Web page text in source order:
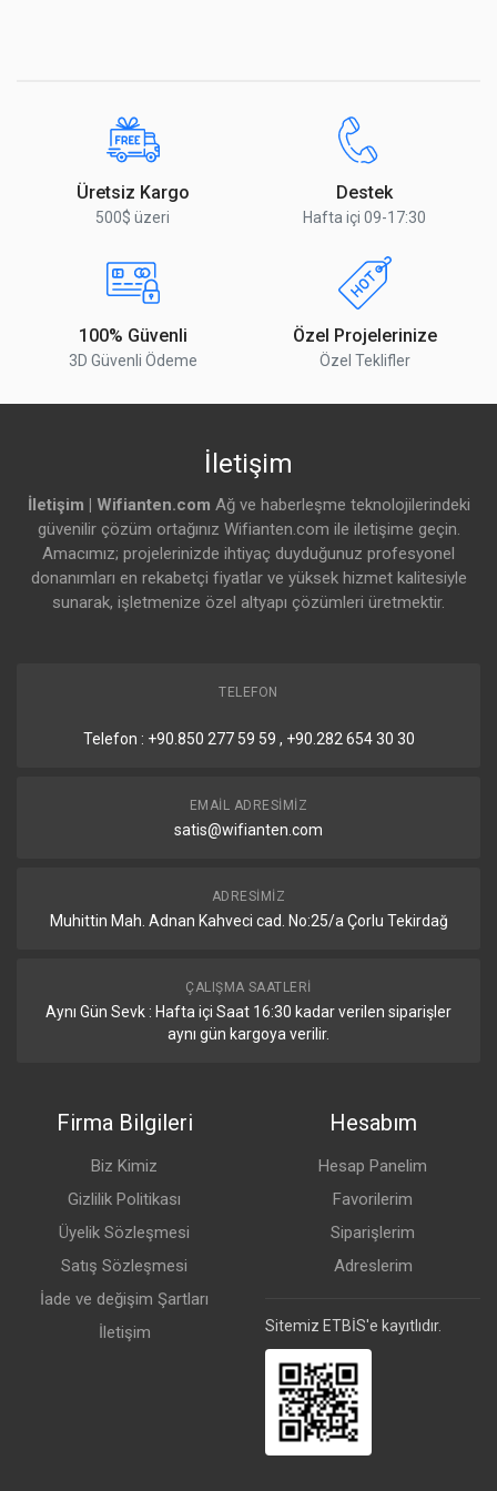
Üretsiz Kargo
500$ üzeri
Destek
Hafta içi 09-17:30
100% Güvenli
3D Güvenli Ödeme
Özel Projelerinize
Özel Teklifler
İletişim
İletişim | Wifianten.com Ağ ve haberleşme teknolojilerindeki
güvenilir çözüm ortağınız Wifianten.com ile iletişime geçin.
Amacımız; projelerinizde ihtiyaç duyduğunuz profesyonel
donanımları en rekabetçi fiyatlar ve yüksek hizmet kalitesiyle
sunarak, işletmenize özel altyapı çözümleri üretmektir.
TELEFON
Telefon : +90.850 277 59 59 , +90.282 654 30 30
EMAIL ADRESIMIZ
satis@wifianten.com
ADRESIMIZ
Muhittin Mah. Adnan Kahveci cad. No:25/a Çorlu Tekirdağ
ÇALIŞMA SAATLERI
Aynı Gün Sevk : Hafta içi Saat 16:30 kadar verilen siparişler
aynı gün kargoya verilir.
Firma Bilgileri
Biz Kimiz
Gizlilik Politikası
Üyelik Sözleşmesi
Satış Sözleşmesi
İade ve değişim Şartları
İletişim
Hesabım
Hesap Panelim
Favorilerim
Siparişlerim
Adreslerim
Sitemiz ETBİS'e kayıtlıdır.